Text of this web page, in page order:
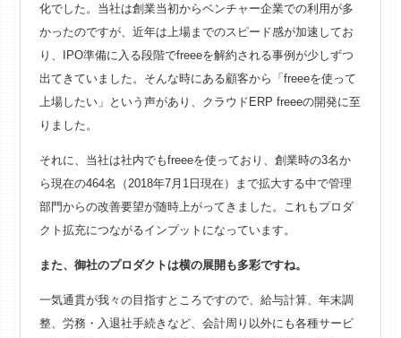
化でした。当社は創業当初からベンチャー企業での利用が多
かったのですが、近年は上場までのスピード感が加速してお
り、IPO準備に入る段階でfreeeを解約される事例が少しずつ
出てきていました。そんな時にある顧客から「freeeを使って
上場したい」という声があり、クラウドERP freeeの開発に至
りました。
それに、当社は社内でもfreeeを使っており、創業時の3名か
ら現在の464名（2018年7月1日現在）まで拡大する中で管理
部門からの改善要望が随時上がってきました。これもプロダ
クト拡充につながるインプットになっています。
また、御社のプロダクトは横の展開も多彩ですね。
一気通貫が我々の目指すところですので、給与計算、年末調
整、労務・入退社手続きなど、会計周り以外にも各種サービ